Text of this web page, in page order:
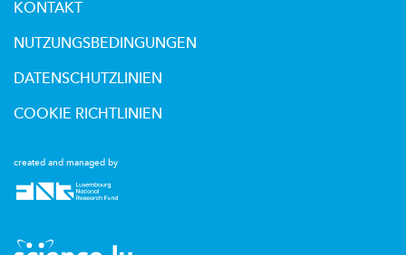
created and managed by
KONTAKT
NUTZUNGSBEDINGUNGEN
DATENSCHUTZLINIEN
COOKIE RICHTLINIEN